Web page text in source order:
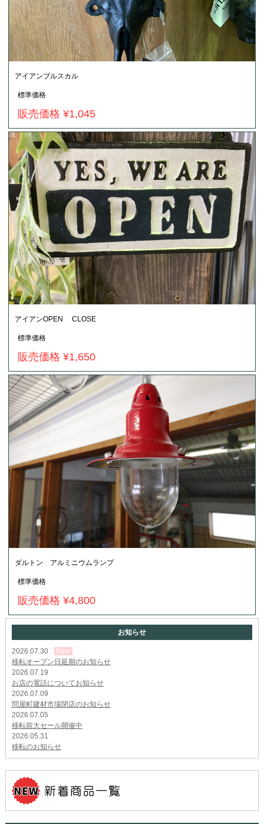
アイアンブルスカル
標準価格
販売価格 ¥1,045
アイアンOPEN CLOSE
標準価格
販売価格 ¥1,650
ダルトン アルミニウムランプ
標準価格
販売価格 ¥4,800
お知らせ
2026.07.30
New
移転オープン日延期のお知らせ
2026.07.19
お店の電話についてお知らせ
2026.07.09
問屋町建材市場閉店のお知らせ
2026.07.05
移転前大セール開催中
2026.05.31
移転のお知らせ